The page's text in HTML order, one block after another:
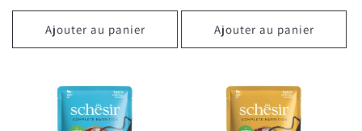
Ajouter au panier Ajouter au panier